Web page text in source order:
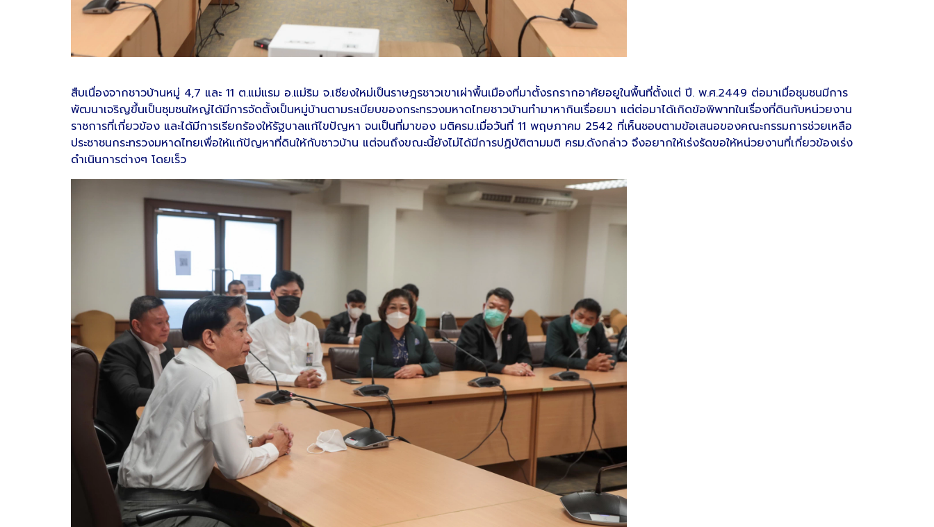
สืบเนื่องจากชาวบ้านหมู่ 4,7 และ 11 ต.แม่แรม อ.แม่ริม จ.เชียงใหม่เป็นราษฎรชาวเขาเผ่าพื้นเมืองที่มาตั้งรกรากอาศัยอยูในพื้นที่ตั้งแต่ ปี. พ.ศ.2449 ต่อมาเมื่อชุมชนมีการ
พัฒนาเจริญขึ้นเป็นชุมชนใหญ่ได้มีการจัดตั้งเป็นหมู่บ้านตามระเบียบของกระทรวงมหาดไทยชาวบ้านทำมาหากินเรื่อยมา แต่ต่อมาได้เกิดข้อพิพาทในเรื่องที่ดินกับหน่วยงาน
ราชการที่เกี่ยวข้อง และได้มีการเรียกร้องให้รัฐบาลแก้ไขปัญหา จนเป็นที่มาของ มติครม.เมื่อวันที่ 11 พฤษภาคม 2542 ที่เห็นชอบตามข้อเสนอของคณะกรรมการช่วยเหลือ
ประชาชนกระทรวงมหาดไทยเพื่อให้แก้ปัญหาที่ดินให้กับชาวบ้าน แต่จนถึงขณะนี้ยังไม่ได้มีการปฏิบัติตามมติ ครม.ดังกล่าว จึงอยากให้เร่งรัดขอให้หน่วยงานที่เกี่ยวข้องเร่ง
ดำเนินการต่างๆ โดยเร็ว